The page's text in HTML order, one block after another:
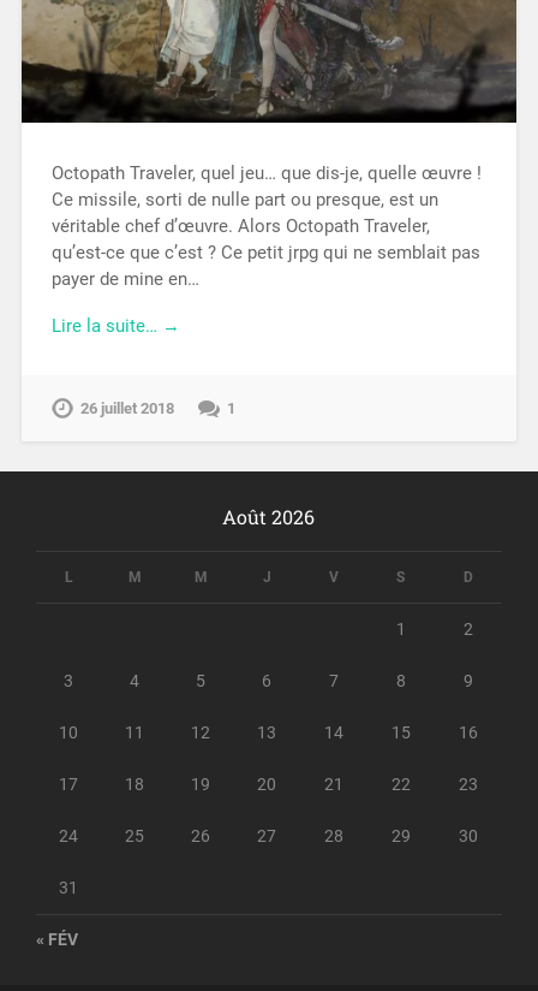
Octopath Traveler, quel jeu… que dis-je, quelle œuvre !
Ce missile, sorti de nulle part ou presque, est un
véritable chef d’œuvre. Alors Octopath Traveler,
qu’est-ce que c’est ? Ce petit jrpg qui ne semblait pas
payer de mine en…
Lire la suite… →
26 juillet 2018 1
Août 2026
L M M J V S D
1 2
3 4 5 6 7 8 9
10 11 12 13 14 15 16
17 18 19 20 21 22 23
24 25 26 27 28 29 30
31
« FÉV